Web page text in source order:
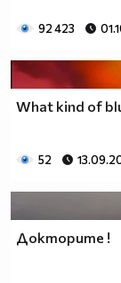
92 423
What kind of
52
Докторите !